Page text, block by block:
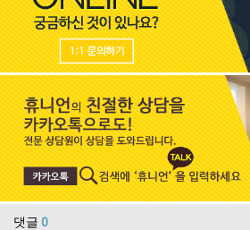
댓글 0